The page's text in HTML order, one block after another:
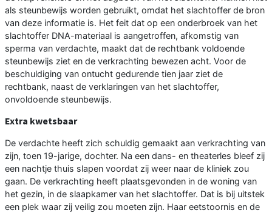
als steunbewijs worden gebruikt, omdat het slachtoffer de bron
van deze informatie is. Het feit dat op een onderbroek van het
slachtoffer DNA-materiaal is aangetroffen, afkomstig van
sperma van verdachte, maakt dat de rechtbank voldoende
steunbewijs ziet en de verkrachting bewezen acht. Voor de
beschuldiging van ontucht gedurende tien jaar ziet de
rechtbank, naast de verklaringen van het slachtoffer,
onvoldoende steunbewijs.
Extra kwetsbaar
De verdachte heeft zich schuldig gemaakt aan verkrachting van
zijn, toen 19-jarige, dochter. Na een dans- en theaterles bleef zij
een nachtje thuis slapen voordat zij weer naar de kliniek zou
gaan. De verkrachting heeft plaatsgevonden in de woning van
het gezin, in de slaapkamer van het slachtoffer. Dat is bij uitstek
een plek waar zij veilig zou moeten zijn. Haar eetstoornis en de